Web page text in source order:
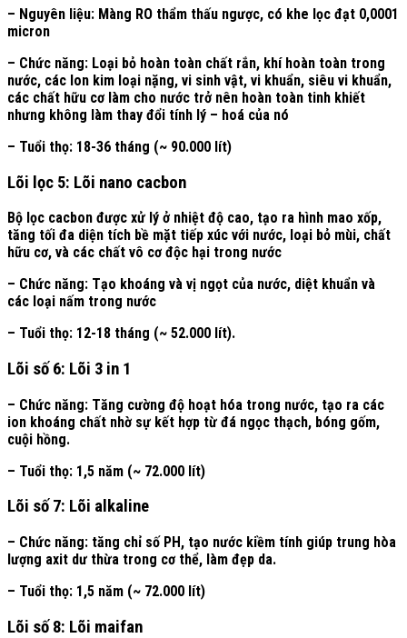
– Nguyên liệu: Màng RO thẩm thấu ngược, có khe lọc đạt 0,0001
micron
– Chức năng: Loại bỏ hoàn toàn chất rắn, khí hoàn toàn trong
nước, các Ion kim loại nặng, vi sinh vật, vi khuẩn, siêu vi khuẩn,
các chất hữu cơ làm cho nước trở nên hoàn toàn tinh khiết
nhưng không làm thay đổi tính lý – hoá của nó
– Tuổi thọ: 18-36 tháng (~ 90.000 lít)
Lõi lọc 5: Lõi nano cacbon
Bộ lọc cacbon được xử lý ở nhiệt độ cao, tạo ra hình mao xốp,
tăng tối đa diện tích bề mặt tiếp xúc với nước, loại bỏ mùi, chất
hữu cơ, và các chất vô cơ độc hại trong nước
– Chức năng: Tạo khoáng và vị ngọt của nước, diệt khuẩn và
các loại nấm trong nước
– Tuổi thọ: 12-18 tháng (~ 52.000 lít).
Lõi số 6: Lõi 3 in 1
– Chức năng: Tăng cường độ hoạt hóa trong nước, tạo ra các
ion khoáng chất nhờ sự kết hợp từ đá ngọc thạch, bóng gốm,
cuội hồng.
– Tuổi thọ: 1,5 năm (~ 72.000 lít)
Lõi số 7: Lõi alkaline
– Chức năng: tăng chỉ số PH, tạo nước kiềm tính giúp trung hòa
lượng axit dư thừa trong cơ thể, làm đẹp da.
– Tuổi thọ: 1,5 năm (~ 72.000 lít)
Lõi số 8: Lõi maifan